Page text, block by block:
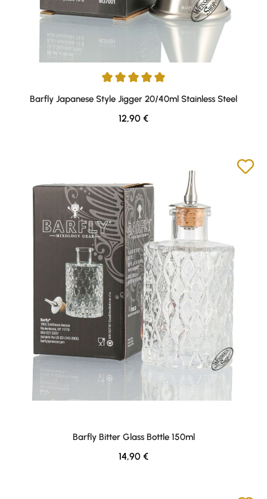
Durchschnittliche Bewertung von 5 von 5 Sternen
Barfly Japanese Style Jigger 20/40ml Stainless Steel
Regulärer Preis:
12,90 €
Barfly Bitter Glass Bottle 150ml
Regulärer Preis:
14,90 €